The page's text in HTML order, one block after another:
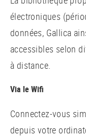
électroniques
données, Gallica
accessibles selon
à distance.
Via le Wifi
Connectez-vous
depuis votre